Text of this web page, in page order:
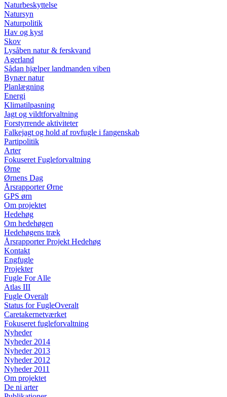
Naturbeskyttelse
Natursyn
Naturpolitik
Hav og kyst
Skov
Lysåben natur & ferskvand
Agerland
Sådan hjælper landmanden viben
Bynær natur
Planlægning
Energi
Klimatilpasning
Jagt og vildtforvaltning
Forstyrrende aktiviteter
Falkejagt og hold af rovfugle i fangenskab
Partipolitik
Arter
Fokuseret Fugleforvaltning
Ørne
Ørnens Dag
Årsrapporter Ørne
GPS ørn
Om projektet
Hedehøg
Om hedehøgen
Hedehøgens træk
Årsrapporter Projekt Hedehøg
Kontakt
Engfugle
Projekter
Fugle For Alle
Atlas III
Fugle Overalt
Status for FugleOveralt
Caretakernetværket
Fokuseret fugleforvaltning
Nyheder
Nyheder 2014
Nyheder 2013
Nyheder 2012
Nyheder 2011
Om projektet
De ni arter